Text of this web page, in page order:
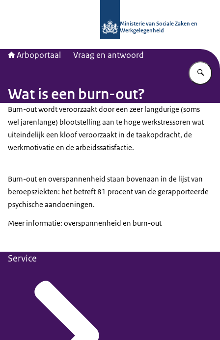
Ministerie van Sociale Zaken en
Werkgelegenheid
Arboportaal Vraag en antwoord
Wat is een burn-out?
Burn-out wordt veroorzaakt door een zeer langdurige (soms
wel jarenlange) blootstelling aan te hoge werkstressoren wat
uiteindelijk een kloof veroorzaakt in de taakopdracht, de
werkmotivatie en de arbeidssatisfactie.
Burn-out en overspannenheid staan bovenaan in de lijst van
beroepsziekten: het betreft 81 procent van de gerapporteerde
psychische aandoeningen.
Meer informatie: overspannenheid en burn-out
Service